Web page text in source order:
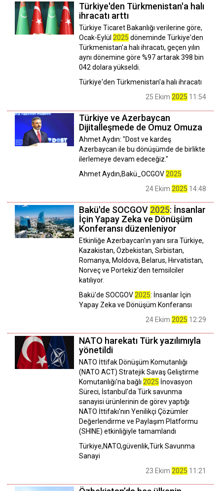
Türkiye'den Türkmenistan'a halı
ihracatı arttı
Türkiye Ticaret Bakanlığı verilerine göre,
Ocak-Eylül 2025 döneminde Türkiye'den
Türkmenistan'a halı ihracatı, geçen yılın
aynı dönemine göre %97 artarak 398 bin
042 dolara yükseldi.
Türkiye'den Türkmenistan'a halı ihracatı
25 Ekim 2025 11:54
Türkiye ve Azerbaycan
Dijitalleşmede de Omuz Omuza
Ahmet Aydın: "Dost ve kardeş
Azerbaycan ile bu dönüşümde de birlikte
ilerlemeye devam edeceğiz."
Ahmet Aydın,Bakü_OCGOV 2025
24 Ekim 2025 14:48
Bakü'de SOCGOV 2025: İnsanlar
İçin Yapay Zeka ve Dönüşüm
Konferansı düzenleniyor
Etkinliğe Azerbaycan'ın yanı sıra Türkiye,
Kazakistan, Özbekistan, Sırbistan,
Romanya, Moldova, Belarus, Hırvatistan,
Norveç ve Portekiz'den temsilciler
katılıyor.
Bakü'de SOCGOV 2025: İnsanlar İçin
Yapay Zeka ve Dönüşüm Konferansı
24 Ekim 2025 12:29
NATO harekatı Türk yazılımıyla
yönetildi
NATO İttifak Dönüşüm Komutanlığı
(NATO ACT) Stratejik Savaş Geliştirme
Komutanlığı'na bağlı 2025 İnovasyon
Süreci, İstanbul'da Türk savunma
sanayisi ürünlerinin de görev yaptığı
NATO İttifakı'nın Yenilikçi Çözümler
Değerlendirme ve Paylaşım Platformu
(SHINE) etkinliğiyle tamamlandı
Türkiye,NATO,güvenlik,Türk Savunma
Sanayi
23 Ekim 2025 11:21